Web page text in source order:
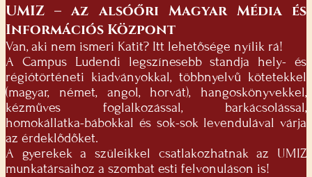
UMIZ – az alsóőri Magyar Média és
Információs Központ
Van, aki nem ismeri Katit? Itt lehetősége nyílik rá!
A Campus Ludendi legszínesebb standja hely- és
régiótörténeti kiadványokkal, többnyelvű kötetekkel
(magyar, német, angol, horvát), hangoskönyvekkel,
kézműves foglalkozással, barkácsolással,
homokállatka-bábokkal és sok-sok levendulával várja
az érdeklődőket.
A gyerekek a szüleikkel csatlakozhatnak az UMIZ
munkatársaihoz a szombat esti felvonuláson is!